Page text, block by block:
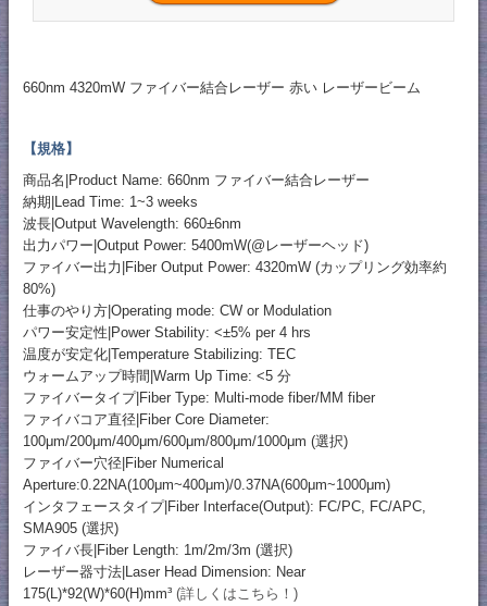
660nm 4320mW ファイバー結合レーザー 赤い レーザービーム
【規格】
商品名|Product Name: 660nm ファイバー結合レーザー
納期|Lead Time: 1~3 weeks
波長|Output Wavelength: 660±6nm
出力パワー|Output Power: 5400mW(@レーザーヘッド)
ファイバー出力|Fiber Output Power: 4320mW (カップリング効率約
80%)
仕事のやり方|Operating mode: CW or Modulation
パワー安定性|Power Stability: <±5% per 4 hrs
温度が安定化|Temperature Stabilizing: TEC
ウォームアップ時間|Warm Up Time: <5 分
ファイバータイプ|Fiber Type: Multi-mode fiber/MM fiber
ファイバコア直径|Fiber Core Diameter:
100μm/200μm/400μm/600μm/800μm/1000μm (選択)
ファイバー穴径|Fiber Numerical
Aperture:0.22NA(100μm~400μm)/0.37NA(600μm~1000μm)
インタフェースタイプ|Fiber Interface(Output): FC/PC, FC/APC,
SMA905 (選択)
ファイバ長|Fiber Length: 1m/2m/3m (選択)
レーザー器寸法|Laser Head Dimension: Near
175(L)*92(W)*60(H)mm³(詳しくはこちら！)